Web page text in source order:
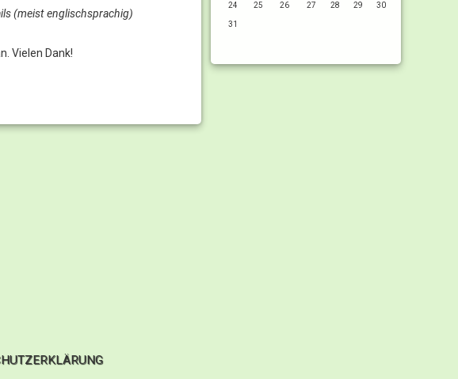
(meist englischsprachig)
Vielen Dank!
24 25 26 27 28 29 30
31